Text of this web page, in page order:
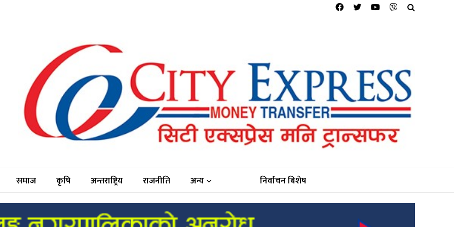
समाज कृषि अन्तराष्ट्रिय राजनीति अन्य निर्वाचन बिशेष